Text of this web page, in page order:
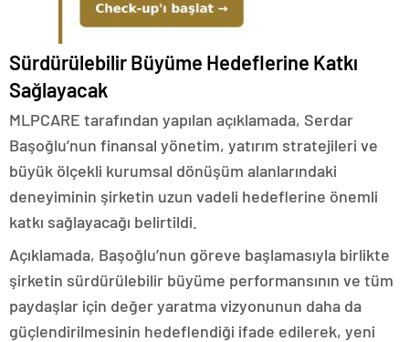
Sürdürülebilir Büyüme Hedeflerine Katkı
Sağlayacak
MLPCARE tarafından yapılan açıklamada, Serdar
Başoğlu’nun finansal yönetim, yatırım stratejileri ve
büyük ölçekli kurumsal dönüşüm alanlarındaki
deneyiminin şirketin uzun vadeli hedeflerine önemli
katkı sağlayacağı belirtildi.
Açıklamada, Başoğlu’nun göreve başlamasıyla birlikte
şirketin sürdürülebilir büyüme performansının ve tüm
paydaşlar için değer yaratma vizyonunun daha da
güçlendirilmesinin hedeflendiği ifade edilerek, yeni